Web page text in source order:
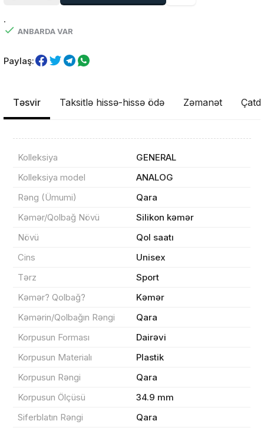
.
ANBARDA VAR
Paylaş:
Təsvir Taksitlə hissə-hissə ödə Zəmanət
Kolleksiya
GENERAL
Kolleksiya model
ANALOG
Rəng (Ümumi)
Qara
Kəmər/Qolbağ Növü
Silikon kəmər
Növü
Qol saatı
Cins
Unisex
Tərz
Sport
Kəmər? Qolbağ?
Kəmər
Kəmərin/Qolbağın Rəngi
Qara
Korpusun Forması
Dairəvi
Korpusun Materialı
Plastik
Korpusun Rəngi
Qara
Korpusun Ölçüsü
34.9 mm
Siferblatın Rəngi
Qara
Çatdırılma